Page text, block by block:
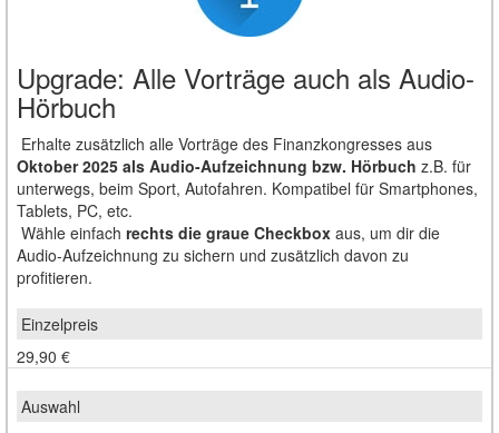
Upgrade: Alle Vorträge auch als Audio-
Hörbuch
Erhalte zusätzlich alle Vorträge des Finanzkongresses aus
Oktober 2025 als Audio-Aufzeichnung bzw. Hörbuch z.B. für
unterwegs, beim Sport, Autofahren. Kompatibel für Smartphones,
Tablets, PC, etc.
Wähle einfach rechts die graue Checkbox aus, um dir die
Audio-Aufzeichnung zu sichern und zusätzlich davon zu
profitieren.
29,90 €